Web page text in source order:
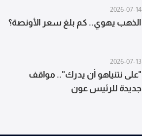
2026-07-14
الذهب يهوي.. كم بلغ سعر الأونصة؟
2026-07-13
"على نتنياهو أن يدرك".. مواقف
جديدة للرئيس عون